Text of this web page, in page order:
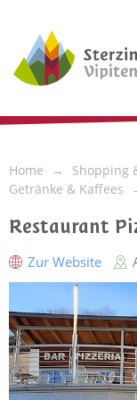
Home Shopping
Getränke & Kaffees
Restaurant
Zur Website